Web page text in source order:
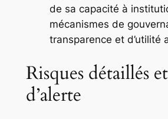
de sa capacité à
mécanismes de
transparence et d’utilité
Risques détaillés
d’alerte